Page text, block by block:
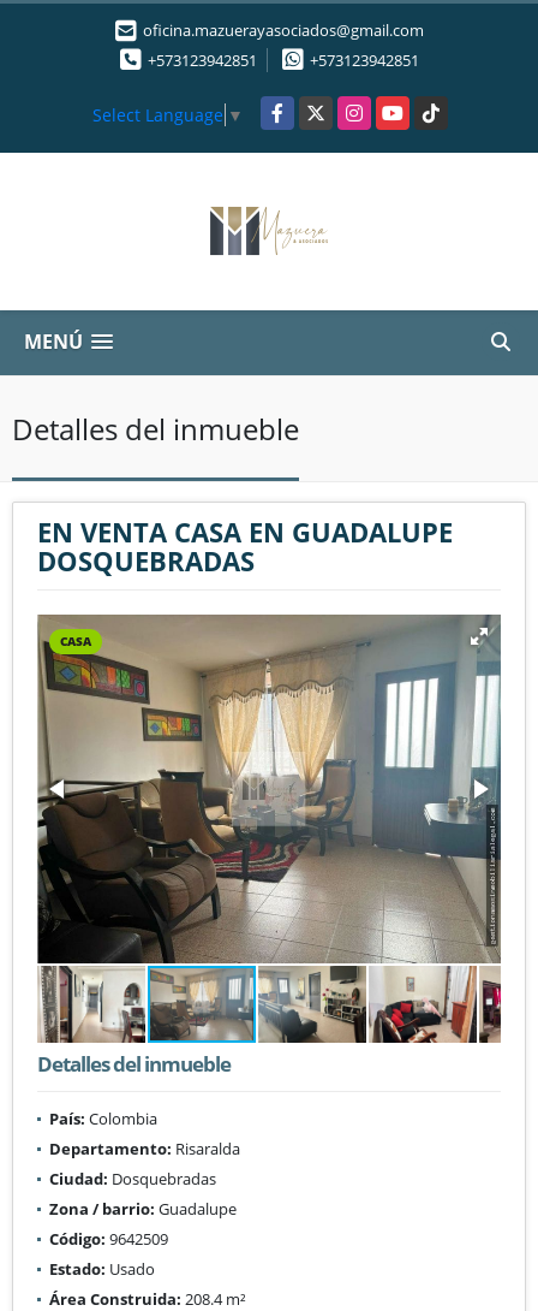
oficina.mazuerayasociados@gmail.com
+573123942851
+573123942851
Select Language ▼ Facebook
X InstagramYouTubeTikTok
MENÚ
Detalles del inmueble
EN VENTA CASA EN GUADALUPE
DOSQUEBRADAS
CASA
Detalles del inmueble
País: Colombia
Departamento: Risaralda
Ciudad: Dosquebradas
Zona / barrio: Guadalupe
Código: 9642509
Estado: Usado
Área Construida: 208.4 m²